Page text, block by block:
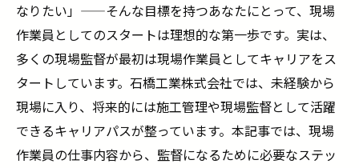
なりたい」——そんな目標を持つあなたにとって、現場
作業員としてのスタートは理想的な第一歩です。実は、
多くの現場監督が最初は現場作業員としてキャリアをス
タートしています。石橋工業株式会社では、未経験から
現場に入り、将来的には施工管理や現場監督として活躍
できるキャリアパスが整っています。本記事では、現場
作業員の仕事内容から、監督になるために必要なステッ